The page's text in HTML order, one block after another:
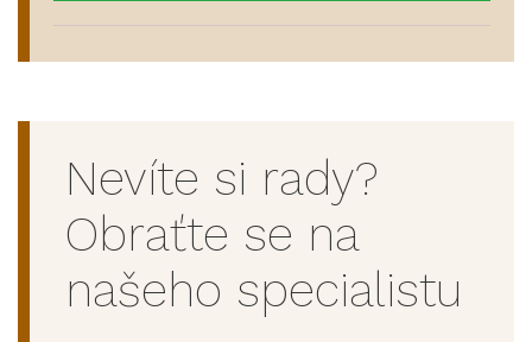
Nevíte si rady?
Obraťte se na
našeho specialistu